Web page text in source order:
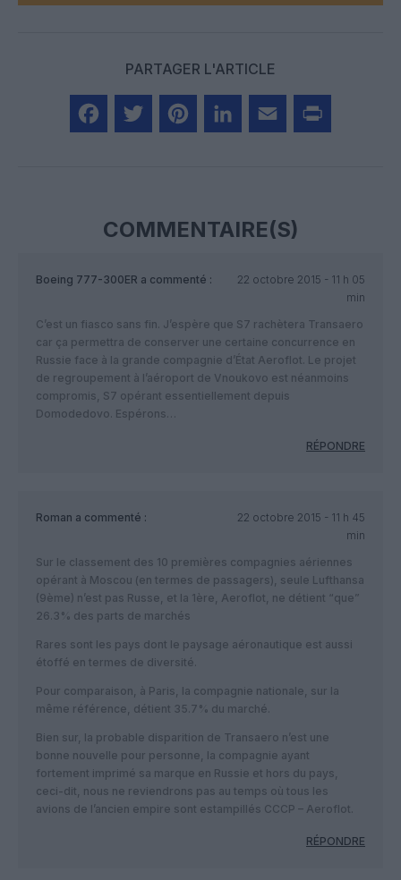
PARTAGER L'ARTICLE
COMMENTAIRE(S)
Boeing 777-300ER a commenté :
22 octobre 2015 - 11 h 05
min
C’est un fiasco sans fin. J’espère que S7 rachètera Transaero
car ça permettra de conserver une certaine concurrence en
Russie face à la grande compagnie d’État Aeroflot. Le projet
de regroupement à l’aéroport de Vnoukovo est néanmoins
compromis, S7 opérant essentiellement depuis
Domodedovo. Espérons…
RÉPONDRE
Roman a commenté :
22 octobre 2015 - 11 h 45
min
Sur le classement des 10 premières compagnies aériennes
opérant à Moscou (en termes de passagers), seule Lufthansa
(9ème) n’est pas Russe, et la 1ère, Aeroflot, ne détient “que”
26.3% des parts de marchés
Rares sont les pays dont le paysage aéronautique est aussi
étoffé en termes de diversité.
Pour comparaison, à Paris, la compagnie nationale, sur la
même référence, détient 35.7% du marché.
Bien sur, la probable disparition de Transaero n’est une
bonne nouvelle pour personne, la compagnie ayant
fortement imprimé sa marque en Russie et hors du pays,
ceci-dit, nous ne reviendrons pas au temps où tous les
avions de l’ancien empire sont estampillés CCCP – Aeroflot.
RÉPONDRE